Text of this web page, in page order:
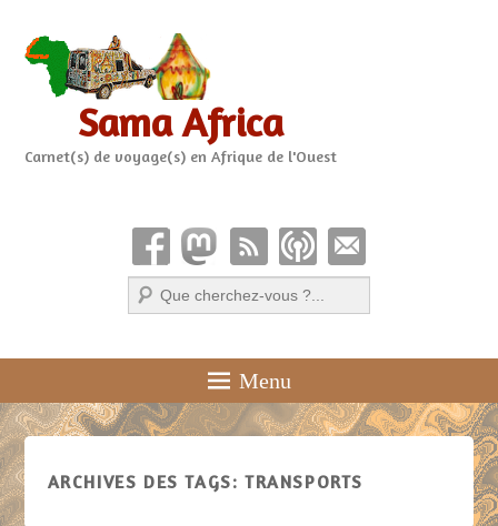
Sama Africa
Carnet(s) de voyage(s) en Afrique de l'Ouest
Recherche
Menu
ARCHIVES DES TAGS: TRANSPORTS